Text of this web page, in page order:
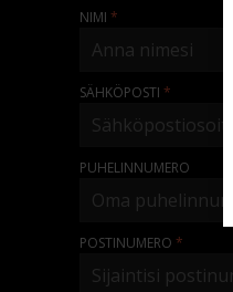
NIMI
SÄHKÖPOSTI
PUHELINNUMERO
POSTINUMERO